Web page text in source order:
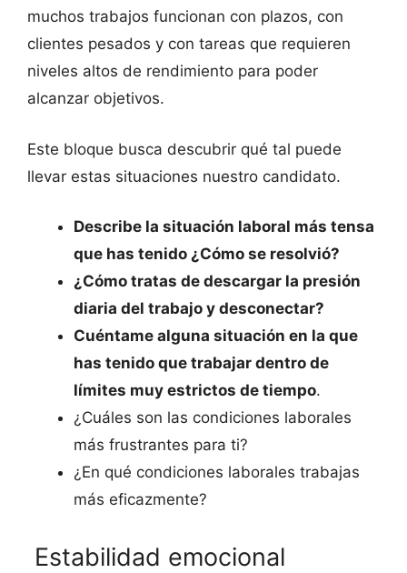
muchos trabajos funcionan con plazos, con
clientes pesados y con tareas que requieren
niveles altos de rendimiento para poder
alcanzar objetivos.
Este bloque busca descubrir qué tal puede
llevar estas situaciones nuestro candidato.
Describe la situación laboral más tensa
que has tenido ¿Cómo se resolvió?
¿Cómo tratas de descargar la presión
diaria del trabajo y desconectar?
Cuéntame alguna situación en la que
has tenido que trabajar dentro de
límites muy estrictos de tiempo.
¿Cuáles son las condiciones laborales
más frustrantes para ti?
¿En qué condiciones laborales trabajas
más eficazmente?
Estabilidad emocional